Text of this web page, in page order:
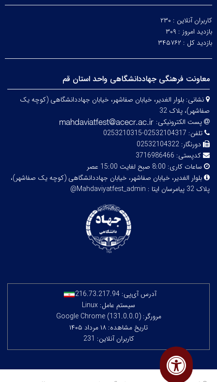
کاربران آنلاین : ۲۳۰
بازدید امروز : ۳۰۹
بازدید کل : ۳۴۵۷۶۲
معاونت فرهنگی جهاددانشگاهی واحد استان قم
نشانی: بلوار الغدیر، خیابان صفاشهر، خیابان جهاددانشگاهی (کوچه یک
صفاشهر)، پلاک 32
پست الکترونیکی:
تلفن: 02532104317-0253210315
دورنگار: 02532104322
کدپستی: 3716986466
ساعات کاری: 8:00 صبح لغایت 15:00 عصر
بلوار الغدیر، خیابان صفاشهر، خیابان جهاددانشگاهی (کوچه یک صفاشهر)،
پلاک 32
پیامرسان ایتا : Mahdaviyatfest_admin@
آدرس آی‌پی: 216.73.217.94
سیستم عامل: Linux
مرورگر: Google Chrome (131.0.0.0)
تاریخ مشاهده: ۱۸ مرداد ۱۴۰۵
کاربران آنلاین: 231